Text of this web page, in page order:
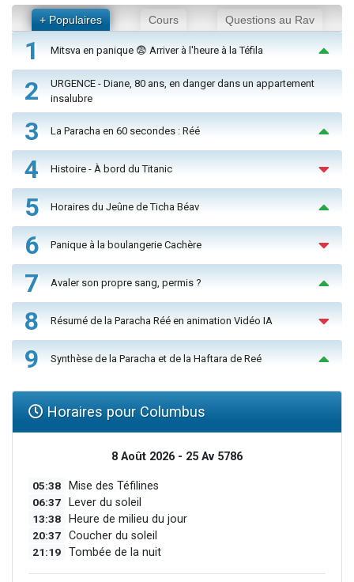
+ Populaires Cours Questions au Rav
1 Mitsva en panique 😨 Arriver à l'heure à la Téfila
2
URGENCE - Diane, 80 ans, en danger dans un appartement
insalubre
3 La Paracha en 60 secondes : Réé
4 Histoire - À bord du Titanic
5 Horaires du Jeûne de Ticha Béav
6 Panique à la boulangerie Cachère
7 Avaler son propre sang, permis ?
8 Résumé de la Paracha Réé en animation Vidéo IA
9 Synthèse de la Paracha et de la Haftara de Reé
Horaires pour Columbus
8 Août 2026 - 25 Av 5786
05:38 Mise des Téfilines
06:37 Lever du soleil
13:38 Heure de milieu du jour
20:37 Coucher du soleil
21:19 Tombée de la nuit